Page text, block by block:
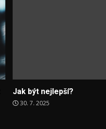
Jak být nejlepší?
30. 7. 2025